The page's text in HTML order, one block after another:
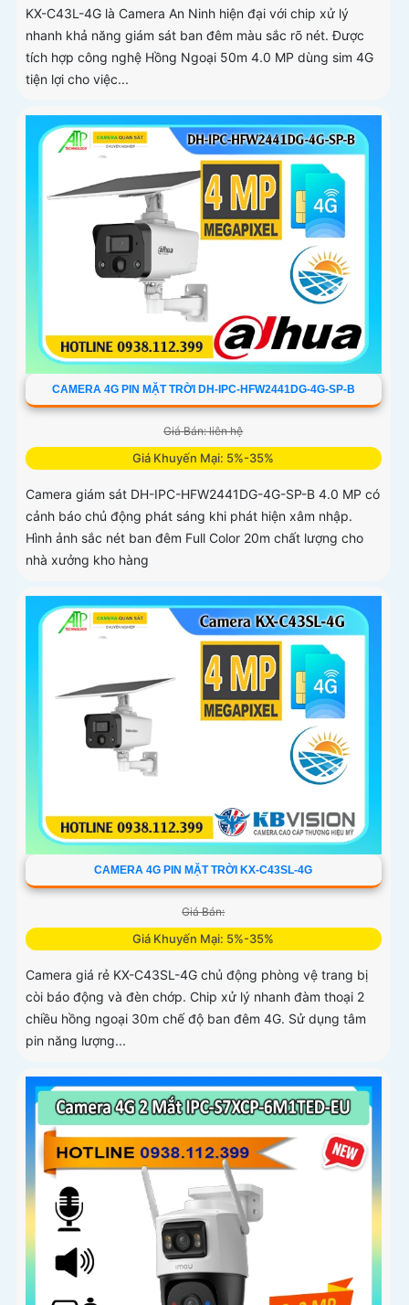
KX-C43L-4G là Camera An Ninh hiện đại với chip xử lý
nhanh khả năng giám sát ban đêm màu sắc rõ nét. Được
tích hợp công nghệ Hồng Ngoại 50m 4.0 MP dùng sim 4G
tiện lợi cho việc...
CAMERA 4G PIN MẶT TRỜI DH-IPC-HFW2441DG-4G-SP-B
Giá Bán: liên hệ
Giá Khuyến Mại: 5%-35%
Camera giám sát DH-IPC-HFW2441DG-4G-SP-B 4.0 MP có
cảnh báo chủ động phát sáng khi phát hiện xâm nhập.
Hình ảnh sắc nét ban đêm Full Color 20m chất lượng cho
nhà xưởng kho hàng
CAMERA 4G PIN MẶT TRỜI KX-C43SL-4G
Giá Bán:
Giá Khuyến Mại: 5%-35%
Camera giá rẻ KX-C43SL-4G chủ động phòng vệ trang bị
còi báo động và đèn chớp. Chip xử lý nhanh đàm thoại 2
chiều hồng ngoại 30m chế độ ban đêm 4G. Sử dụng tâm
pin năng lượng...